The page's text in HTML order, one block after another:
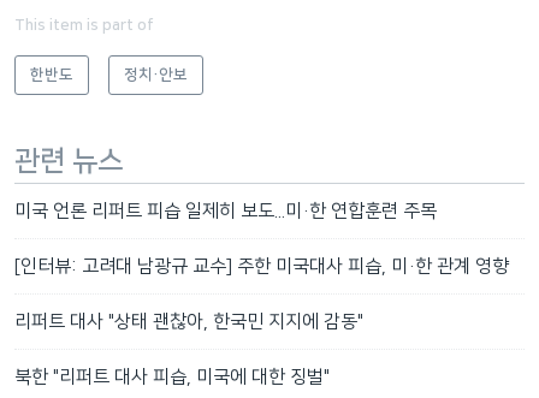
This item is part of
한반도 정치·안보
관련 뉴스
미국 언론 리퍼트 피습 일제히 보도...미·한 연합훈련 주목
[인터뷰: 고려대 남광규 교수] 주한 미국대사 피습, 미·한 관계 영향
리퍼트 대사 "상태 괜찮아, 한국민 지지에 감동"
북한 "리퍼트 대사 피습, 미국에 대한 징벌"